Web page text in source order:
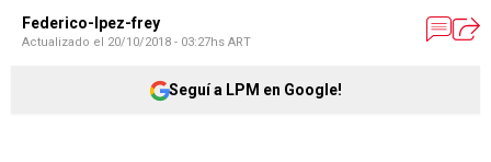
Federico-lpez-frey
Actualizado el 20/10/2018 - 03:27hs ART
Seguí a LPM en Google!